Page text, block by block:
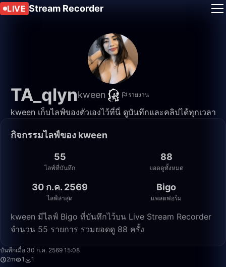
LIVE Stream Recorder
TA_qlynkween รายงาน
kween เก็บไลฟ์ของตัวเองไว้ที่นี่ ดูบันทึกและคลิปได้ทุกเวลา
กิจกรรมไลฟ์ของ kween
55
ไลฟ์ที่บันทึก
88
ยอดดูทั้งหมด
30 ก.ค. 2569
ไลฟ์ล่าสุด
Bigo
แพลตฟอร์ม
kween มีไลฟ์ Bigo ที่บันทึกไว้บน Live Stream Recorder
จำนวน 55 รายการ รวมยอดดู 88 ครั้ง
บันทึกเมื่อ 30 ก.ค. 2569 15:08
2m
1 1